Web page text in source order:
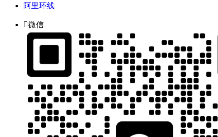
阿里环线
微信